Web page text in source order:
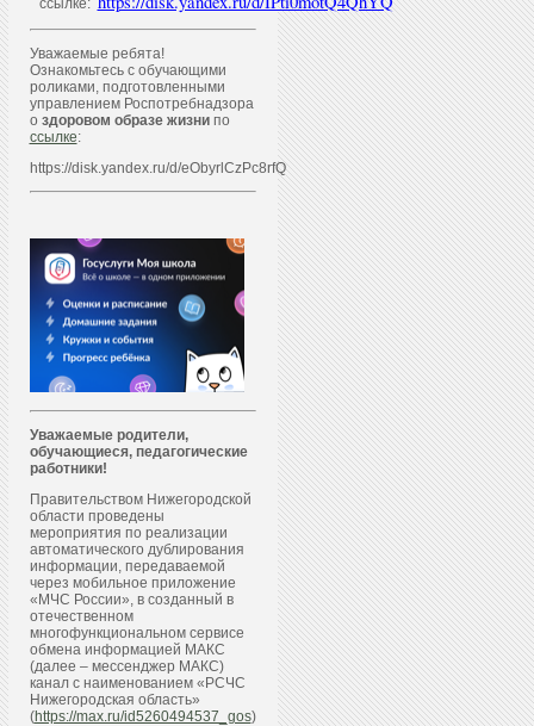
ссылке:
Уважаемые ребята!
Ознакомьтесь с обучающими
роликами, подготовленными
управлением Роспотребнадзора
о здоровом образе жизнипо
ссылке:
https://disk.yandex.ru/d/eObyrlCzPc8rfQ
Уважаемые родители,
обучающиеся, педагогические
работники!
Правительством Нижегородской
области проведены
мероприятия по реализации
автоматического дублирования
информации, передаваемой
через мобильное приложение
«МЧС России», в созданный в
отечественном
многофункциональном сервисе
обмена информацией МАКС
(далее – мессенджер МАКС)
канал с наименованием «РСЧС
Нижегородская область»
(https://max.ru/id5260494537_gos)